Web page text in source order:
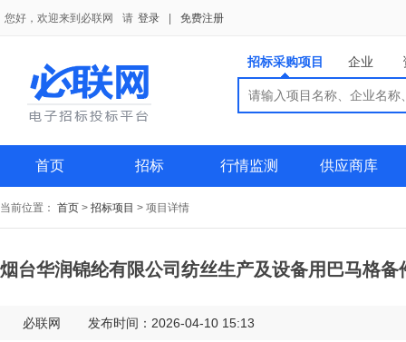
您好，欢迎来到必联网 请 登录 免费注册
招标采购项目 企业
首页 招标 行情监测 供应商库
当前位置： 首页 > 招标项目 > 项目详情
烟台华润锦纶有限公司纺丝生产及设备用巴马格备
必联网 发布时间：2026-04-10 15:13